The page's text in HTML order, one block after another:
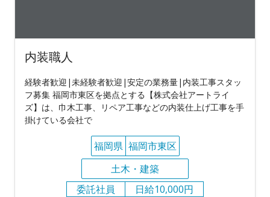
内装職人
経験者歓迎|未経験者歓迎|安定の業務量|内装工事スタッ
フ募集 福岡市東区を拠点とする【株式会社アートライ
ズ】は、巾木工事、リペア工事などの内装仕上げ工事を手
掛けている会社で
福岡県 福岡市東区
土木・建築
委託社員
日給10,000円